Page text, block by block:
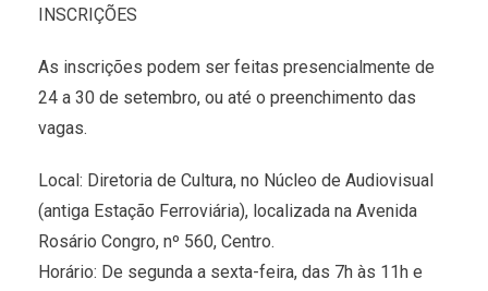
INSCRIÇÕES
As inscrições podem ser feitas presencialmente de
24 a 30 de setembro, ou até o preenchimento das
vagas.
Local: Diretoria de Cultura, no Núcleo de Audiovisual
(antiga Estação Ferroviária), localizada na Avenida
Rosário Congro, nº 560, Centro.
Horário: De segunda a sexta-feira, das 7h às 11h e